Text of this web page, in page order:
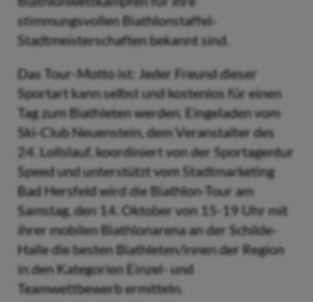
stimmungsvollen Biathlonstaffel-
Stadtmeisterschaften bekannt sind.
Das Tour-Motto ist: Jeder Freund dieser
Sportart kann selbst und kostenlos für einen
Tag zum Biathleten werden. Eingeladen vom
Ski-Club Neuenstein, dem Veranstalter des
24. Lollslauf, koordiniert von der Sportagentur
Speed und unterstützt vom Stadtmarketing
Bad Hersfeld wird die Biathlon-Tour am
Samstag, den 14. Oktober von 15-19 Uhr mit
ihrer mobilen Biathlonarena an der Schilde-
Halle die besten Biathleten/innen der Region
in den Kategorien Einzel- und
Teamwettbewerb ermitteln.